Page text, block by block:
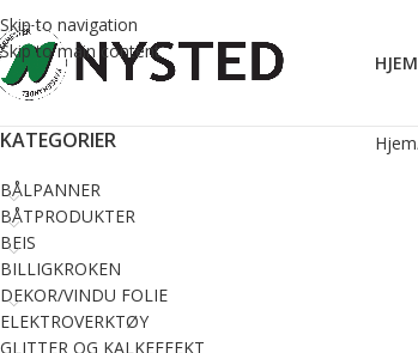
Skip to navigation
Skip to main content
HJEM
KATEGORIER
BÅLPANNER
BÅTPRODUKTER
BEIS
BILLIGKROKEN
DEKOR/VINDU FOLIE
ELEKTROVERKTØY
GLITTER OG KALKEFFEKT
Hjem